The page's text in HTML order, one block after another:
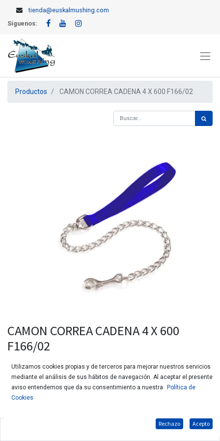
tienda@euskalmushing.com
Síguenos:
Productos CAMON CORREA CADENA 4 X 600 F166/02
CAMON CORREA CADENA 4 X 600
F166/02
Utilizamos cookies propias y de terceros para mejorar nuestros servicios
mediante el análisis de sus hábitos de navegación. Al aceptar el presente
aviso entendemos que da su consentimiento a nuestra
Política de
Cookies
Rechazo Acepto